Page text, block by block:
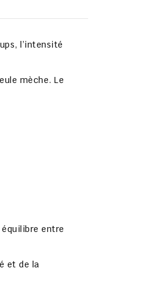
, l’intensité
mèche. Le
entre
et de la